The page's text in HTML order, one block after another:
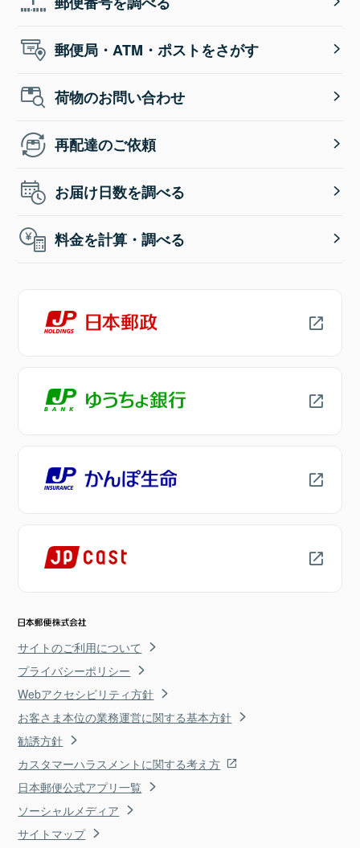
郵便局・ATM・ポストをさがす
荷物のお問い合わせ
再配達のご依頼
お届け日数を調べる
料金を計算・調べる
サイトのご利用について
プライバシーポリシー
Webアクセシビリティ方針
お客さま本位の業務運営に関する基本方針
勧誘方針
カスタマーハラスメントに関する考え方
日本郵便公式アプリ一覧
ソーシャルメディア
サイトマップ